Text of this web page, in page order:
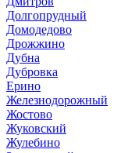
Долгопрудный
Домодедово
Дрожжино
Дубна
Дубровка
Ерино
Железнодорожный
Жостово
Жуковский
Жулебино